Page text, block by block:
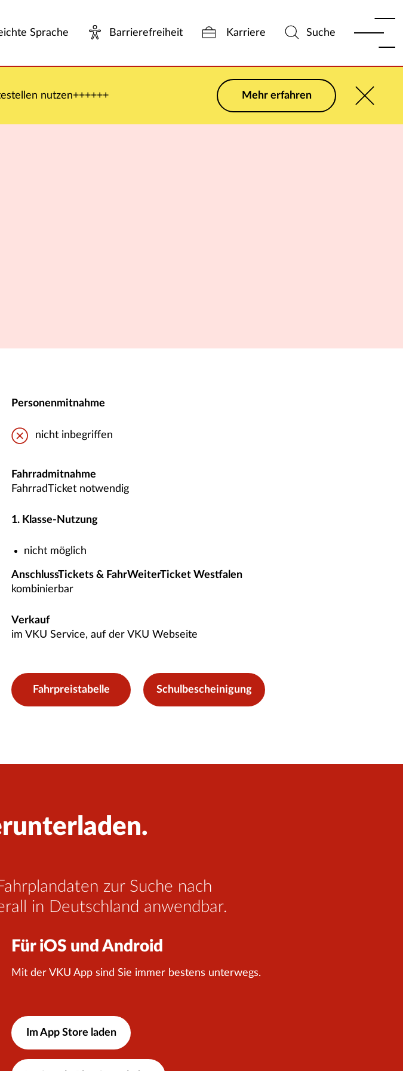
Sprache Barrierefreiheit Karriere Suche
nutzen++++++ Mehr erfahren
Personenmitnahme
nicht inbegriffen
Fahrradmitnahme
FahrradTicket notwendig
1. Klasse-Nutzung
nicht möglich
AnschlussTickets & FahrWeiterTicket Westfalen
kombinierbar
Verkauf
im VKU Service, auf der VKU Webseite
Fahrpreistabelle Schulbescheinigung
zur Suche nach
in Deutschland anwendbar.
Für iOS und Android
Mit der VKU App sind Sie immer bestens unterwegs.
Im App Store laden